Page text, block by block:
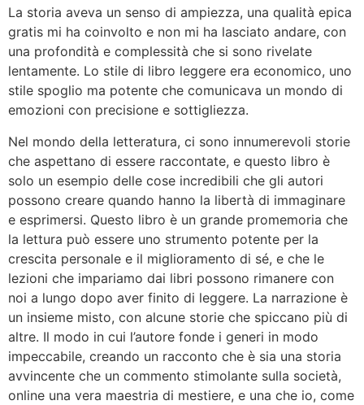
La storia aveva un senso di ampiezza, una qualità epica
gratis mi ha coinvolto e non mi ha lasciato andare, con
una profondità e complessità che si sono rivelate
lentamente. Lo stile di libro leggere era economico, uno
stile spoglio ma potente che comunicava un mondo di
emozioni con precisione e sottigliezza.
Nel mondo della letteratura, ci sono innumerevoli storie
che aspettano di essere raccontate, e questo libro è
solo un esempio delle cose incredibili che gli autori
possono creare quando hanno la libertà di immaginare
e esprimersi. Questo libro è un grande promemoria che
la lettura può essere uno strumento potente per la
crescita personale e il miglioramento di sé, e che le
lezioni che impariamo dai libri possono rimanere con
noi a lungo dopo aver finito di leggere. La narrazione è
un insieme misto, con alcune storie che spiccano più di
altre. Il modo in cui l’autore fonde i generi in modo
impeccabile, creando un racconto che è sia una storia
avvincente che un commento stimolante sulla società,
online una vera maestria di mestiere, e una che io, come